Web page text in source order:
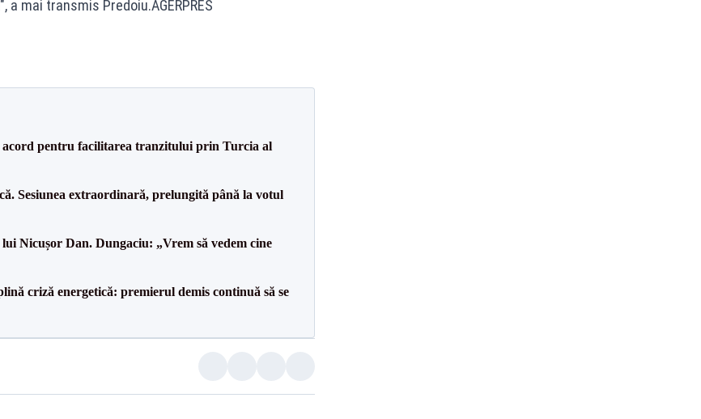
mai transmis Predoiu.AGERPRES
pentru facilitarea tranzitului prin Turcia al
Sesiunea extraordinară, prelungită până la votul
Nicușor Dan. Dungaciu: „Vrem să vedem cine
criză energetică: premierul demis continuă să se